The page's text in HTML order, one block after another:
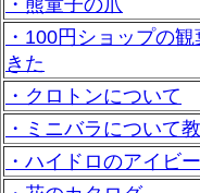
・100円ショップの
きた
・クロトンについて
・ミニバラについて
・ハイドロのアイビ